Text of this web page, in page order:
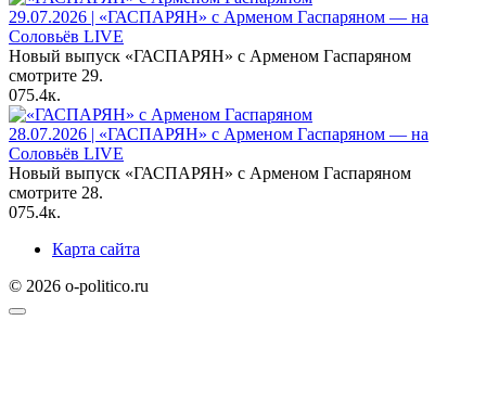
29.07.2026 | «ГАСПАРЯН» с Арменом Гаспаряном — на
Соловьёв LIVE
Новый выпуск «ГАСПАРЯН» с Арменом Гаспаряном
смотрите 29.
075.4к.
28.07.2026 | «ГАСПАРЯН» с Арменом Гаспаряном — на
Соловьёв LIVE
Новый выпуск «ГАСПАРЯН» с Арменом Гаспаряном
смотрите 28.
075.4к.
Карта сайта
© 2026 o-politico.ru